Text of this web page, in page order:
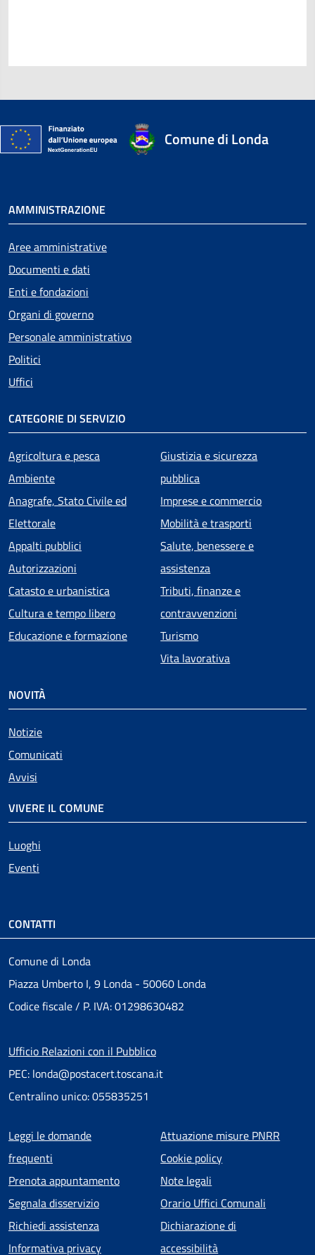
Comune di Londa
AMMINISTRAZIONE
Aree amministrative
Documenti e dati
Enti e fondazioni
Organi di governo
Personale amministrativo
Politici
Uffici
CATEGORIE DI SERVIZIO
Agricoltura e pesca
Ambiente
Anagrafe, Stato Civile ed
Elettorale
Appalti pubblici
Autorizzazioni
Catasto e urbanistica
Cultura e tempo libero
Educazione e formazione
Giustizia e sicurezza
pubblica
Imprese e commercio
Mobilità e trasporti
Salute, benessere e
assistenza
Tributi, finanze e
contravvenzioni
Turismo
Vita lavorativa
NOVITÀ
Notizie
Comunicati
Avvisi
VIVERE IL COMUNE
Luoghi
Eventi
CONTATTI
Comune di Londa
Piazza Umberto I, 9 Londa - 50060 Londa
Codice fiscale / P. IVA: 01298630482
Ufficio Relazioni con il Pubblico
PEC: londa@postacert.toscana.it
Centralino unico: 055835251
Menu piè di pagina
Leggi le domande
frequenti
Prenota appuntamento
Segnala disservizio
Richiedi assistenza
Informativa privacy
Attuazione misure PNRR
Cookie policy
Note legali
Orario Uffici Comunali
Dichiarazione di
accessibilità